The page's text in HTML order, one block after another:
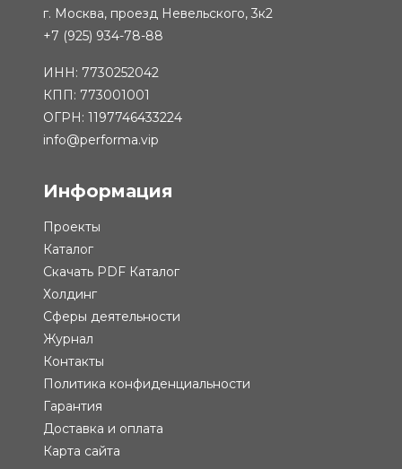
г. Москва, проезд Невельского, 3к2
+7 (925) 934-78-88
ИНН: 7730252042
КПП: 773001001
ОГРН: 1197746433224
info@performa.vip
Информация
Проекты
Каталог
Скачать PDF Каталог
Холдинг
Сферы деятельности
Журнал
Контакты
Политика конфиденциальности
Гарантия
Доставка и оплата
Карта сайта